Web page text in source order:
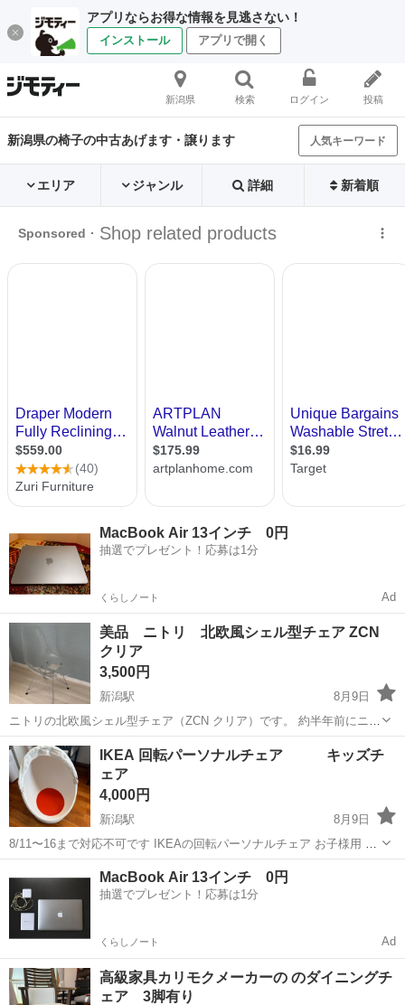
アプリならお得な情報を見逃さない！
インストール アプリで開く
新潟県 検索 ログイン 投稿
新潟県の椅子の中古あげます・譲ります 人気キーワード
エリア ジャンル 詳細 新着順
MacBook Air 13インチ 0円
抽選でプレゼント！応募は1分
くらしノート Ad
美品 ニトリ 北欧風シェル型チェア ZCN
クリア
3,500円
新潟駅
8月9日
ニトリの北欧風シェル型チェア（ZCN クリア）です。 約半年前にニト
リで購入し、使用していました。 引越しに伴い不要になったため出品
します。 【商品状態】 ・使用期間：約半年 ・目立った傷や汚れなし
・大きな傷や破損もあ...
新潟 新潟市 新潟駅 椅子
IKEA 回転パーソナルチェア キッズチ
ェア
4,000円
新潟駅
8月9日
8/11〜16まで対応不可です IKEAの回転パーソナルチェア お子様用 現
行販売品 定価14990円 ほとんど使用しておりません メッセージの確
認、返信は日中のみの対応となりますので、ご連絡が遅くなる場合が
ありますので...
MacBook Air 13インチ 0円
抽選でプレゼント！応募は1分
くらしノート Ad
高級家具カリモクメーカーの のダイニングチ
ェア 3脚有り